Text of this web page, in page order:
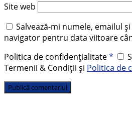
Site web
Salvează-mi numele, emailul
navigator pentru data viitoare
Politica de confidențialitate*
Termenii & Condiții și Politica de